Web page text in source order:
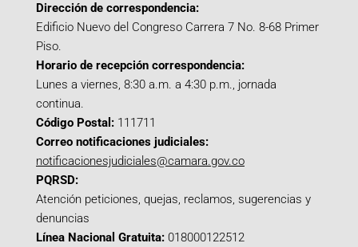
Dirección de correspondencia:
Edificio Nuevo del Congreso Carrera 7 No. 8-68 Primer
Piso.
Horario de recepción correspondencia:
Lunes a viernes, 8:30 a.m. a 4:30 p.m., jornada
continua.
Código Postal: 111711
Correo notificaciones judiciales:
notificacionesjudiciales@camara.gov.co
PQRSD:
Atención peticiones, quejas, reclamos, sugerencias y
denuncias
Línea Nacional Gratuita: 018000122512